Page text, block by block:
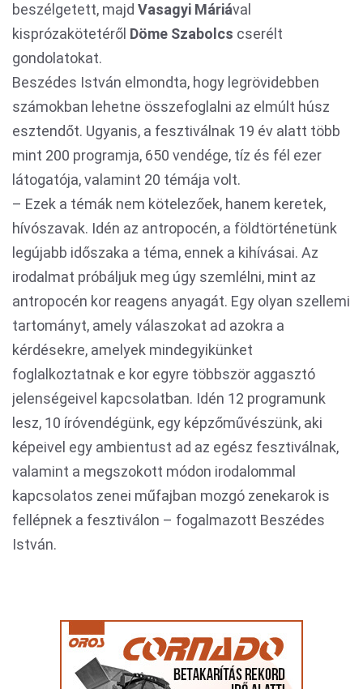
beszélgetett, majd Vasagyi Máriával
kisprózakötetéről Döme Szabolcs cserélt
gondolatokat.
Beszédes István elmondta, hogy legrövidebben
számokban lehetne összefoglalni az elmúlt húsz
esztendőt. Ugyanis, a fesztiválnak 19 év alatt több
mint 200 programja, 650 vendége, tíz és fél ezer
látogatója, valamint 20 témája volt.
– Ezek a témák nem kötelezőek, hanem keretek,
hívószavak. Idén az antropocén, a földtörténetünk
legújabb időszaka a téma, ennek a kihívásai. Az
irodalmat próbáljuk meg úgy szemlélni, mint az
antropocén kor reagens anyagát. Egy olyan szellemi
tartományt, amely válaszokat ad azokra a
kérdésekre, amelyek mindegyikünket
foglalkoztatnak e kor egyre többször aggasztó
jelenségeivel kapcsolatban. Idén 12 programunk
lesz, 10 íróvendégünk, egy képzőművészünk, aki
képeivel egy ambientust ad az egész fesztiválnak,
valamint a megszokott módon irodalommal
kapcsolatos zenei műfajban mozgó zenekarok is
fellépnek a fesztiválon – fogalmazott Beszédes
István.